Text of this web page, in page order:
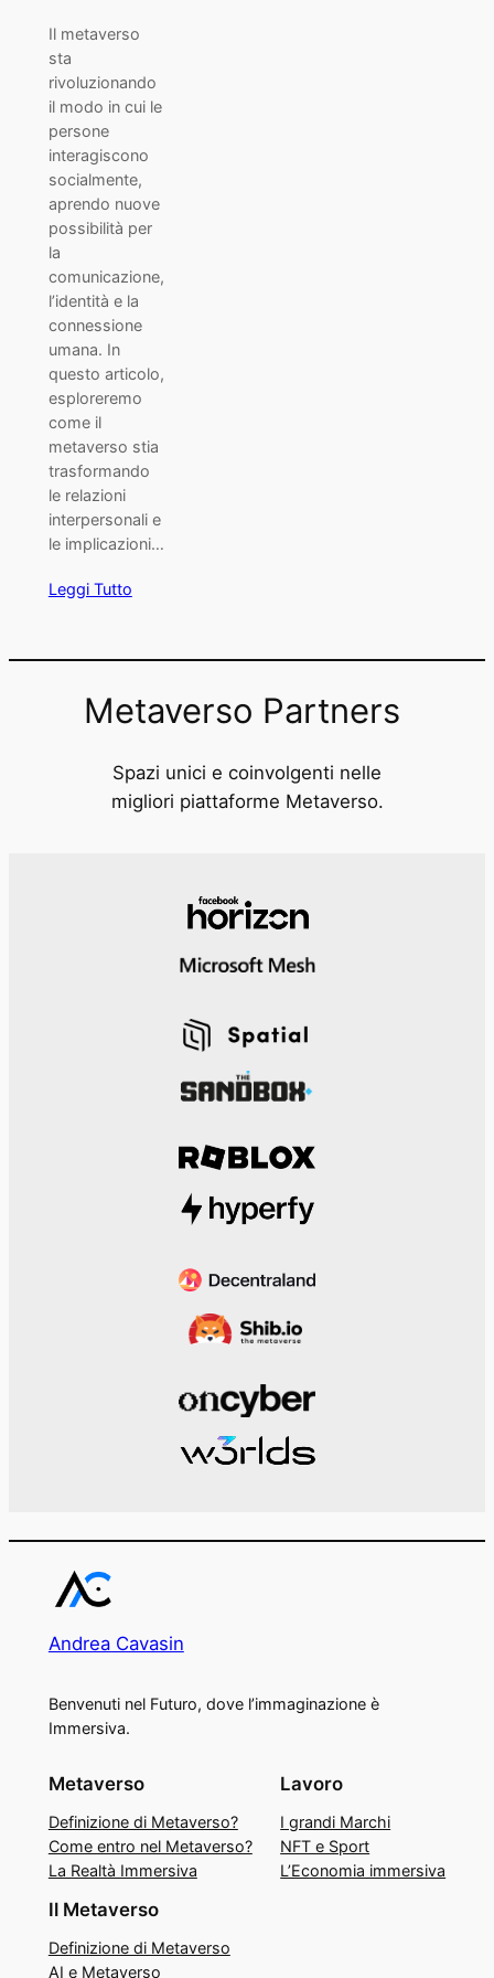
Il metaverso
sta
rivoluzionando
il modo in cui le
persone
interagiscono
socialmente,
aprendo nuove
possibilità per
la
comunicazione,
l’identità e la
connessione
umana. In
questo articolo,
esploreremo
come il
metaverso stia
trasformando
le relazioni
interpersonali e
le implicazioni…
Leggi Tutto
Metaverso Partners
Spazi unici e coinvolgenti nelle
migliori piattaforme Metaverso.
Andrea Cavasin
Benvenuti nel Futuro, dove l’immaginazione è
Immersiva.
Metaverso
Definizione di Metaverso?
Come entro nel Metaverso?
La Realtà Immersiva
Lavoro
I grandi Marchi
NFT e Sport
L’Economia immersiva
Il Metaverso
Definizione di Metaverso
AI e Metaverso